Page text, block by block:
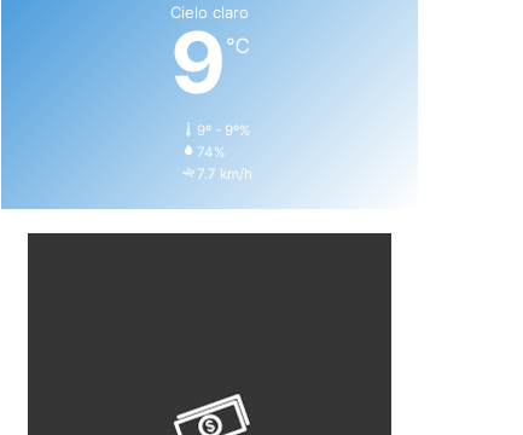
Cielo claro
9 ℃
9º - 9º%
74%
7.7 km/h